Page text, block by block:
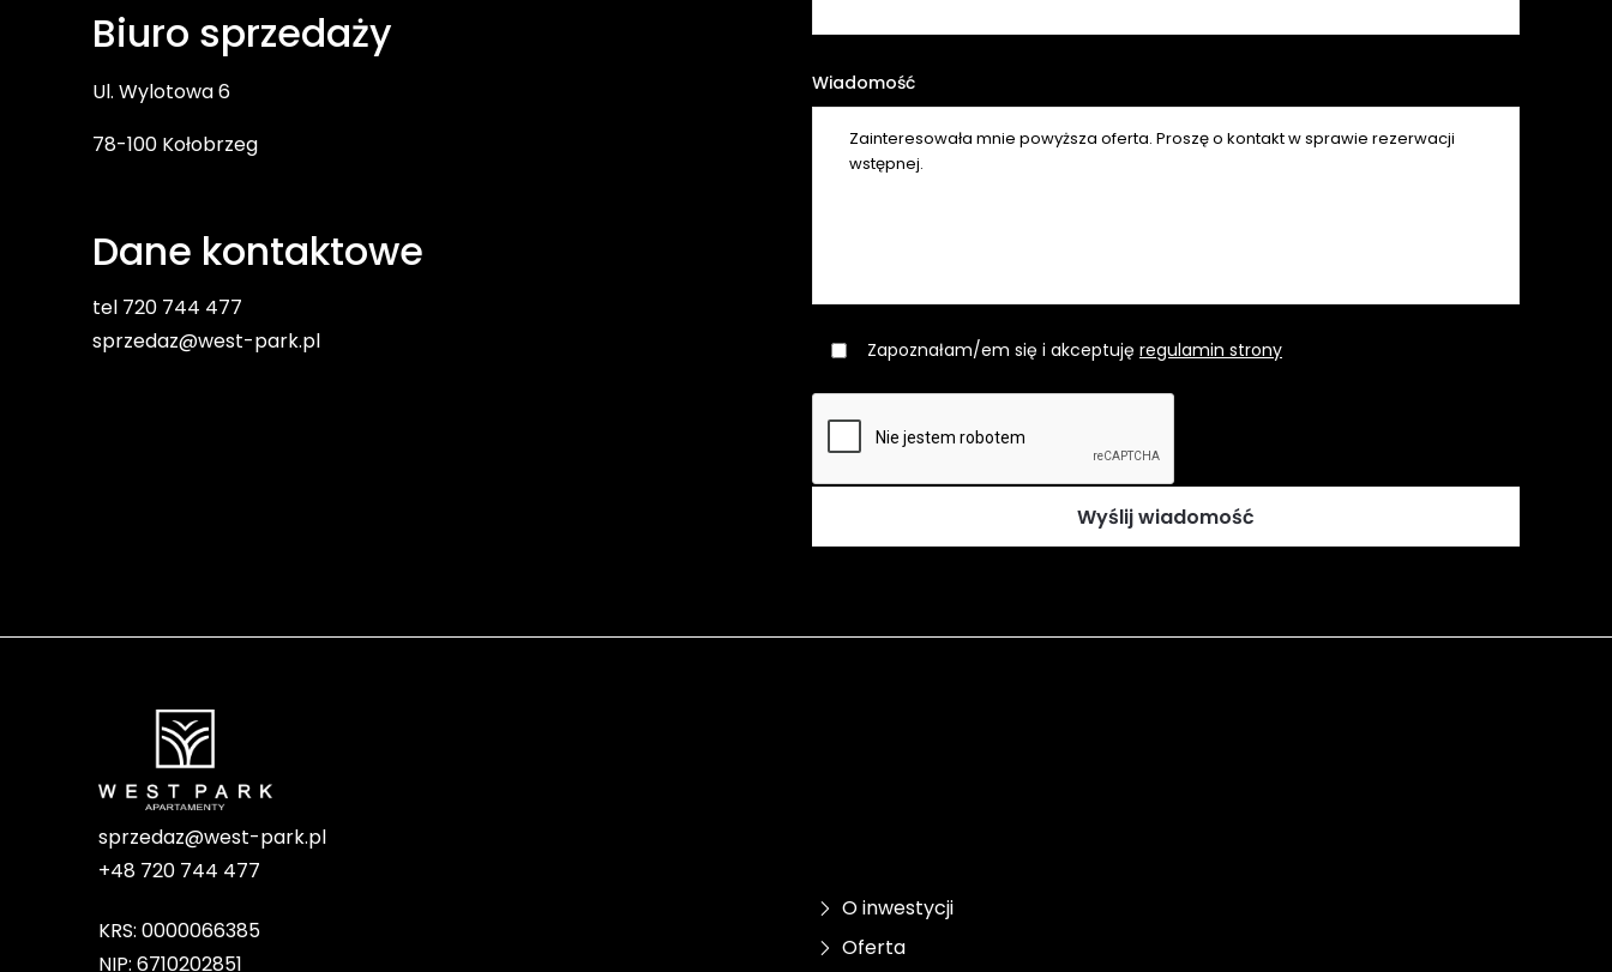
Biuro sprzedaży
Ul. Wylotowa 6
78-100 Kołobrzeg
Dane kontaktowe
tel 720 744 477
sprzedaz@west-park.pl
Wiadomość
Zapoznałam/em się i akceptuję regulamin strony
sprzedaz@west-park.pl
+48 720 744 477
KRS: 0000066385
NIP: 6710202851
O inwestycji
Oferta